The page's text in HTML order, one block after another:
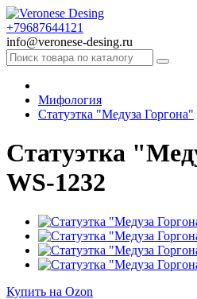
+79687644121
info@veronese-desing.ru
Мифология
Статуэтка "Медуза Горгона"
Статуэтка
WS-1232
Купить на Ozon